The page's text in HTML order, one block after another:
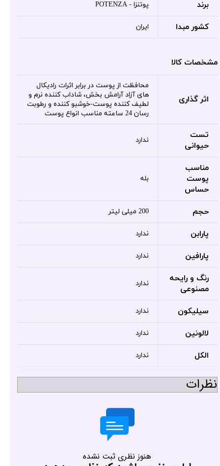
برند پوتنزا - POTENZA
کشور مبدا ایران
مشخصات کالا
اثر گذاری
محافظت از پوست در برابر اثرات رادیکال
های آزاد آرامش بخش، شاداب کننده نرم و
لطیف کننده پوست-خوشبو کننده و رطوبت
رسان 24 ساعته مناسب انواع پوست
تست
حیوانی
ندارد
مناسب
پوست
حساس
بله
حجم 200 میلی لیتر
پارابن ندارد
پارافین ندارد
رنگ و رایحه
مصنوعی
ندارد
سیلیکون ندارد
لالونین ندارد
الکل ندارد
نظرات
هنوز نظری ثبت نشده